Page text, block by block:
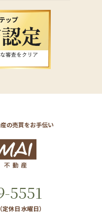
の売買をお手伝い
5551
休日 水曜日）